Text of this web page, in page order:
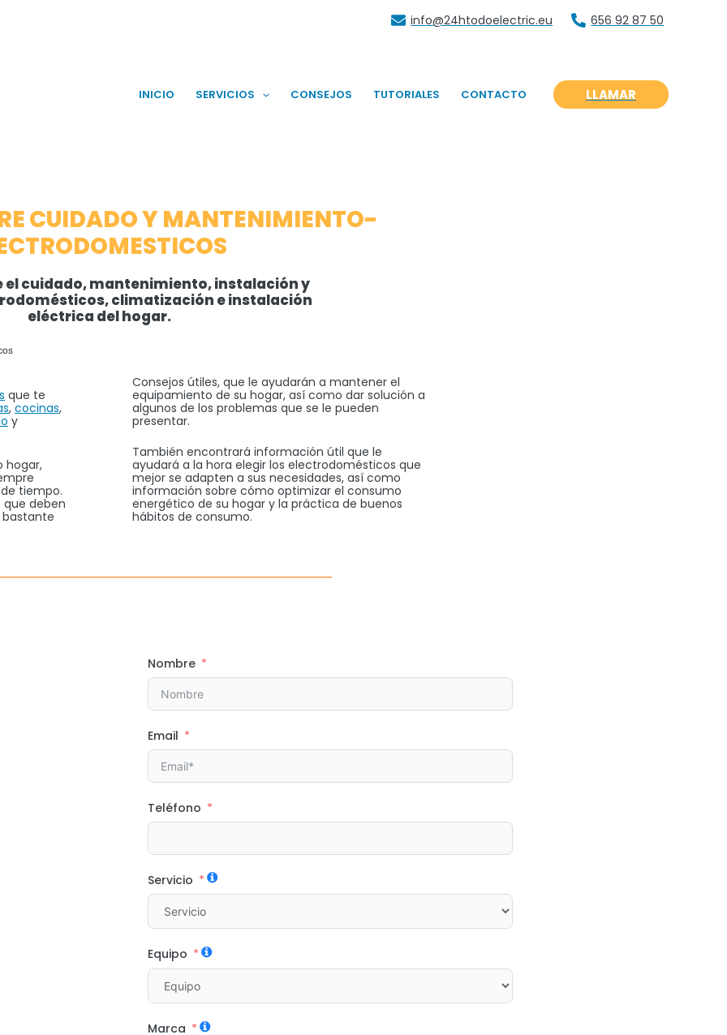
info@24htodoelectric.eu 656 92 87 50
INICIO SERVICIOS CONSEJOS TUTORIALES CONTACTO LLAMAR
CUIDADO Y MANTENIMIENTO-
el cuidado, mantenimiento, instalación y
climatización e instalación
eléctrica del hogar.
que te
,cocinas,
y
hogar,
tiempo.
deben
bastante
Consejos útiles, que le ayudarán a mantener el
equipamiento de su hogar, así como dar solución a
algunos de los problemas que se le pueden
presentar.
También encontrará información útil que le
ayudará a la hora elegir los electrodomésticos que
mejor se adapten a sus necesidades, así como
información sobre cómo optimizar el consumo
energético de su hogar y la práctica de buenos
hábitos de consumo.
Nombre
Email
Teléfono
Servicio
Equipo
Marca